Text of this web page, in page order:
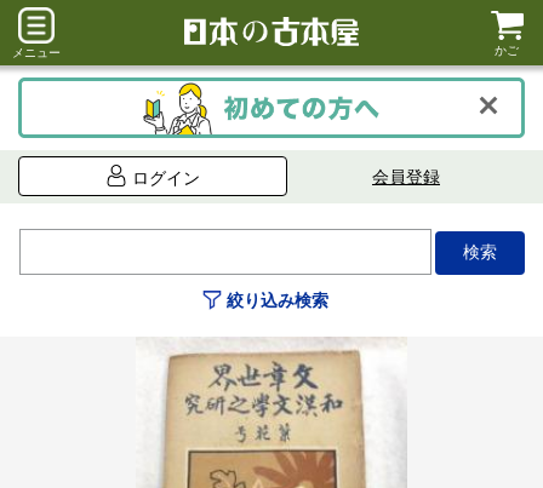
メニュー かご
ログイン 会員登録
絞り込み検索